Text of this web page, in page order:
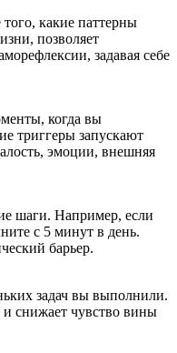
какие паттерны
позволяет
задавая себе
когда вы
триггеры запускают
эмоции, внешняя
шаги. Например, если
с 5 минут в день.
барьер.
задач вы выполнили.
и снижает чувство вины